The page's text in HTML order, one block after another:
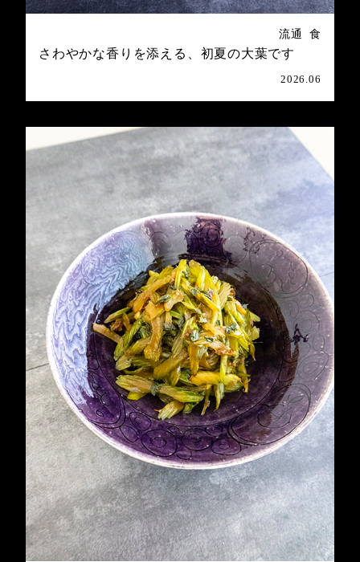
流通 食
さわやかな香りを添える、初夏の大葉です
2026.06